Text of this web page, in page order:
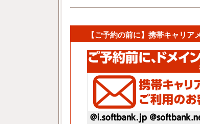
【ご予約の前に】携帯キャリ